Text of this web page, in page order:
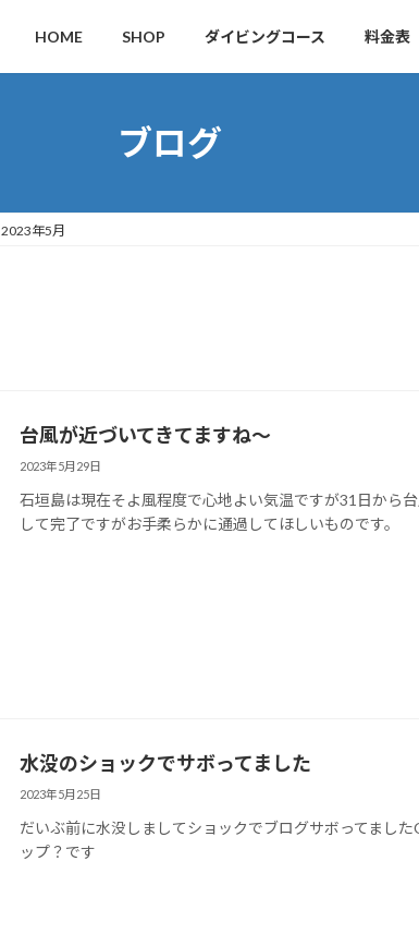
HOME SHOP ダイビングコース 料金表
ブログ
2023年5月
台風が近づいてきてますね～
2023年5月29日
石垣島は現在そよ風程度で心地よい気温ですが31日から
して完了ですがお手柔らかに通過してほしいものです。
水没のショックでサボってました
2023年5月25日
だいぶ前に水没しましてショックでブログサボってまし
ップ？です